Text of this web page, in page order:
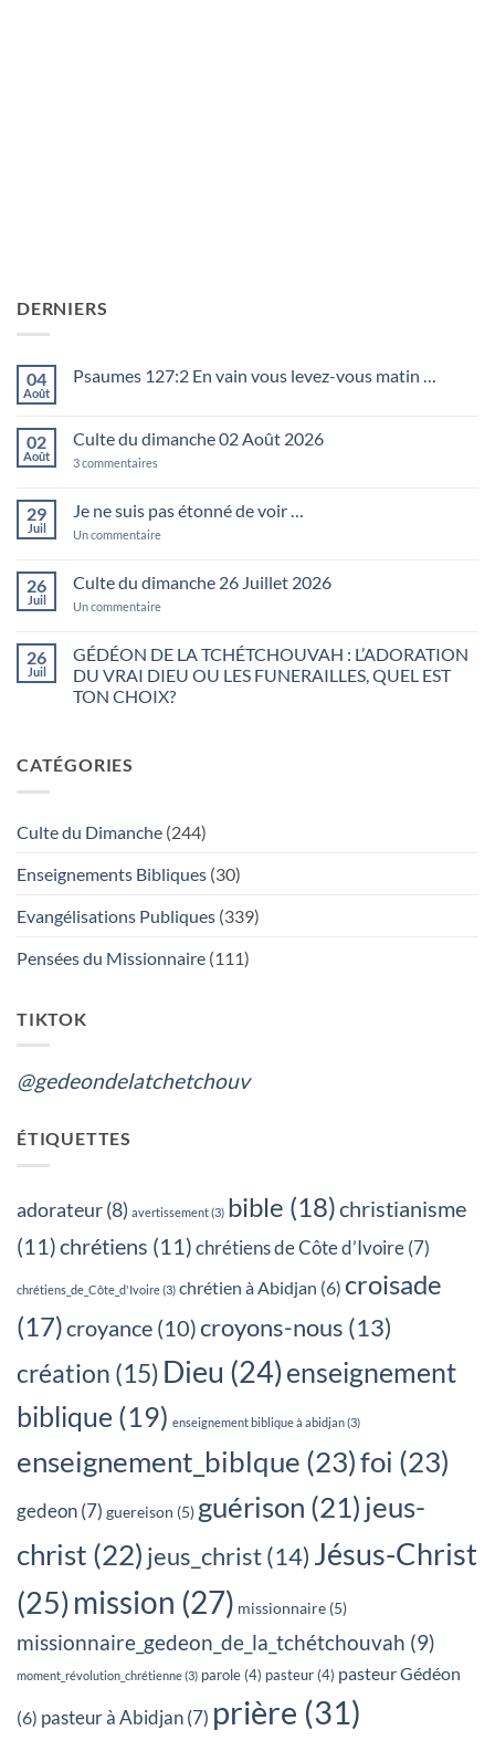
DERNIERS
04
Août
Psaumes 127:2 En vain vous levez-vous matin …
Psaumes
En
levez-
matin
02
Août
Culte du dimanche 02 Août 2026
3 commentaires
dimanche
02
Août
29
Juil
Je ne suis pas étonné de voir …
Un commentairesur
pas
étonné
…
26
Juil
Culte du dimanche 26 Juillet 2026
Un commentairesur
dimanche
26
Juillet
2026
26
Juil
GÉDÉON DE LA TCHÉTCHOUVAH : L’ADORATION
DU VRAI DIEU OU LES FUNERAILLES, QUEL EST
TON CHOIX?
GÉDÉON
DE
L’ADORATION
DIEU
FUNERAILLES,
TON
CATÉGORIES
Culte du Dimanche (244)
Enseignements Bibliques (30)
Evangélisations Publiques (339)
Pensées du Missionnaire (111)
TIKTOK
@gedeondelatchetchouv
ÉTIQUETTES
adorateur(8) avertissement(3) bible (18)christianisme
(11)chrétiens (11)chrétiens de Côte d’Ivoire(7)
chrétiens_de_Côte_d'Ivoire(3) chrétien à Abidjan (6) croisade
(17)croyance (10)croyons-nous (13)
création (15) Dieu (24) enseignement
biblique (19) enseignement biblique à abidjan(3)
enseignement_biblque (23)foi (23)
gedeon(7) guereison (5) guérison (21) jeus-
christ (22) jeus_christ(14) Jésus-Christ
(25) mission (27) missionnaire (5)
missionnaire_gedeon_de_la_tchétchouvah (9)
moment_révolution_chrétienne(3) parole (4) pasteur (4) pasteur Gédéon
(6) pasteur à Abidjan(7) prière (31)